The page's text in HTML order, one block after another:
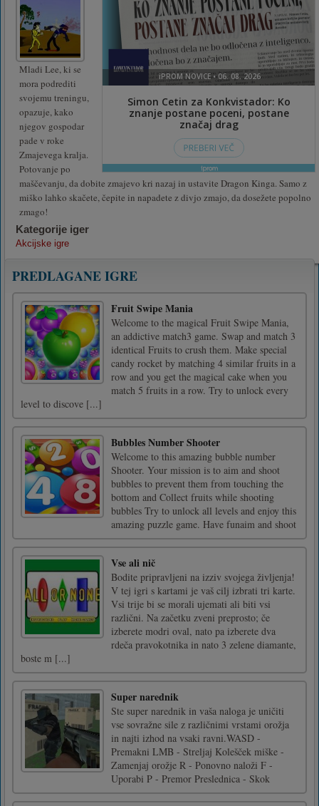
Mladi Lee, ki se
mora podrediti
svojemu treningu,
opazuje, kako
njegov gospodar
pade v roke
Zmajevega kralja.
Potovanje po
maščevanju, da dobite zmajevo kri nazaj in ustavite Dragon Kinga. Samo z
miško lahko skačete, čepite in napadete z divjo zmajo, da dosežete popolno
zmago!
Kategorije iger
Akcijske igre
PREDLAGANE IGRE
Fruit Swipe Mania
Welcome to the magical Fruit Swipe Mania,
an addictive match3 game. Swap and match 3
identical Fruits to crush them. Make special
candy rocket by matching 4 similar fruits in a
row and you get the magical cake when you
match 5 fruits in a row. Try to unlock every
level to discove [...]
Bubbles Number Shooter
Welcome to this amazing bubble number
Shooter. Your mission is to aim and shoot
bubbles to prevent them from touching the
bottom and Collect fruits while shooting
bubbles Try to unlock all levels and enjoy this
amazing puzzle game. Have funaim and shoot
Vse ali nič
Bodite pripravljeni na izziv svojega življenja!
V tej igri s kartami je vaš cilj izbrati tri karte.
Vsi trije bi se morali ujemati ali biti vsi
različni. Na začetku zveni preprosto; če
izberete modri oval, nato pa izberete dva
rdeča pravokotnika in nato 3 zelene diamante,
boste m [...]
Super narednik
Ste super narednik in vaša naloga je uničiti
vse sovražne sile z različnimi vrstami orožja
in najti izhod na vsaki ravni.WASD -
Premakni LMB - Streljaj Kolešček miške -
Zamenjaj orožje R - Ponovno naloži F -
Uporabi P - Premor Preslednica - Skok